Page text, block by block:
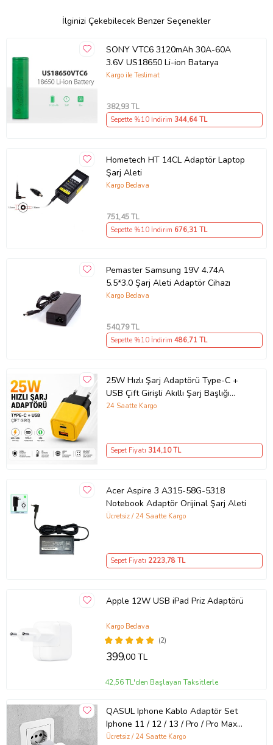
İlginizi Çekebilecek Benzer Seçenekler
SONY VTC6 3120mAh 30A-60A
3.6V US18650 Li-ion Batarya
Kargo ile Teslimat
382,93 TL
Sepette %10 İndirim 344,64 TL
Hometech HT 14CL Adaptör Laptop
Şarj Aleti
Kargo Bedava
751,45 TL
Sepette %10 İndirim 676,31 TL
Pemaster Samsung 19V 4.74A
5.5*3.0 Şarj Aleti Adaptör Cihazı
Kargo Bedava
540,79 TL
Sepette %10 İndirim 486,71 TL
25W Hızlı Şarj Adaptörü Type-C +
USB Çift Girişli Akıllı Şarj Başlığı
Kompakt Tasarım
24 Saatte Kargo
Sepet Fiyatı 314,10 TL
Acer Aspire 3 A315-58G-5318
Notebook Adaptör Orijinal Şarj Aleti
Ücretsiz / 24 Saatte Kargo
Sepet Fiyatı 2223,78 TL
Apple 12W USB iPad Priz Adaptörü
(2)
Kargo Bedava
399,00 TL
42,56 TL'den Başlayan Taksitlerle
QASUL Iphone Kablo Adaptör Set
Iphone 11 / 12 / 13 / Pro / Pro Max
Uyumlu Şarj Aleti Seti
Ücretsiz / 24 Saatte Kargo